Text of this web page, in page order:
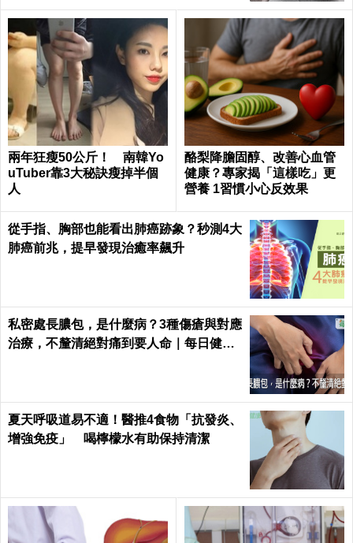
兩年狂瘦50公斤！ 南韓Yo
uTuber靠3大秘訣瘦掉半個
人
酪梨降膽固醇、改善心血管
健康？專家揭「這樣吃」更
營養 1習慣小心反效果
從手指、胸部也能看出肺癌跡象？秒測4大
肺癌前兆，提早發現治癒率飆升
私密處長膿包，是什麼病？3種傷瘡與對應
治療，不釐清絕對痛到要人命｜每日健康
夏天呼吸道易不適！醫推4食物「抗發炎、
增強免疫」 喝檸檬水有助保持清潔